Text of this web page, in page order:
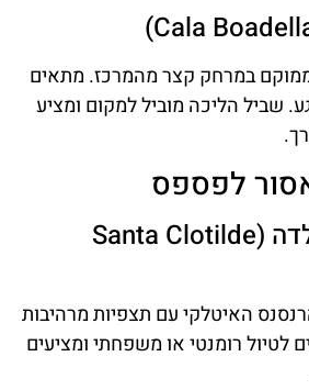
במרחק קצר מהמרכז. מתאים
שביל הליכה מוביל למקום ומציע
לפספס
גני סנטה קלוטילדה (Santa Clotilde
האיטלקי עם תצפיות מרהיבות
לטיול רומנטי או משפחתי ומציעים